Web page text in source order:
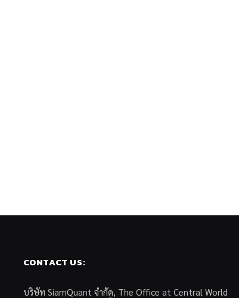
CONTACT US:
บริษัท SiamQuant จำกัด, The Office at Central World